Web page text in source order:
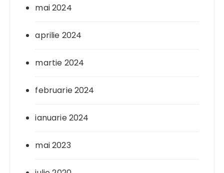
mai 2024
aprilie 2024
martie 2024
februarie 2024
ianuarie 2024
mai 2023